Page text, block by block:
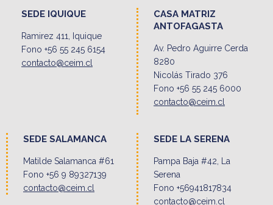
SEDE IQUIQUE
Ramirez 411, Iquique
Fono +56 55 245 6154
contacto@ceim.cl
CASA MATRIZ
ANTOFAGASTA
Av. Pedro Aguirre Cerda
8280
Nicolás Tirado 376
Fono +56 55 245 6000
contacto@ceim.cl
SEDE SALAMANCA
Matilde Salamanca #61
Fono +56 9 89327139
contacto@ceim.cl
SEDE LA SERENA
Pampa Baja #42, La
Serena
Fono +56941817834
contacto@ceim.cl